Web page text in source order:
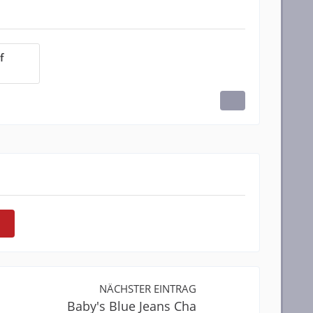
NÄCHSTER EINTRAG
Baby's Blue Jeans Cha